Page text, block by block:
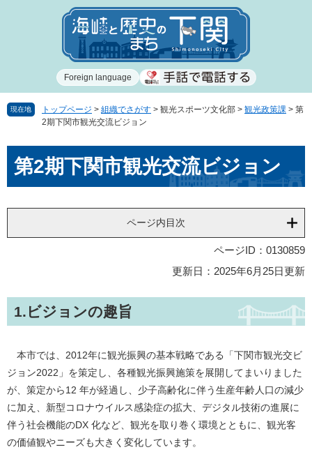
で
ば
Foreign language
現在地 トップページ > 組織でさがす > 観光スポーツ文化部 > 観光政策課 > 第
2期下関市観光交流ビジョン
文第2期下関市観光交流ビジョン
ページ内目次
ページID：0130859
更新日：2025年6月25日更新
1.ビジョンの趣旨
本市では、2012年に観光振興の基本戦略である「下関市観光交ビ
ジョン2022」を策定し、各種観光振興施策を展開してまいりました
が、策定から12 年が経過し、少子高齢化に伴う生産年齢人口の減少
に加え、新型コロナウイルス感染症の拡大、デジタル技術の進展に
伴う社会機能のDX 化など、観光を取り巻く環境とともに、観光客
の価値観やニーズも大きく変化しています。